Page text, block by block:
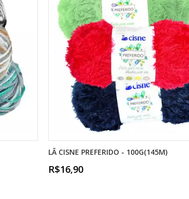
LÃ CISNE PREFERIDO - 100G(145M)
R$16,90